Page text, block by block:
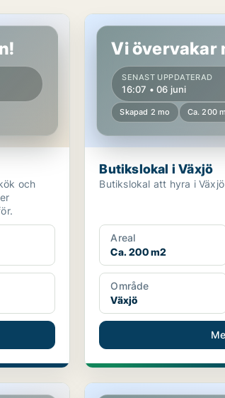
och
Butikslokal i Växjö
Vi övervakar
SENAST UPPDATERAD
16:07 • 06 juni
Skapad 2 mo Ca. 200
Butikslokal i Växjö
Butikslokal att hyra i Växjö
Areal
Ca. 200 m2
Område
Växjö
Butikslokal i Växjö